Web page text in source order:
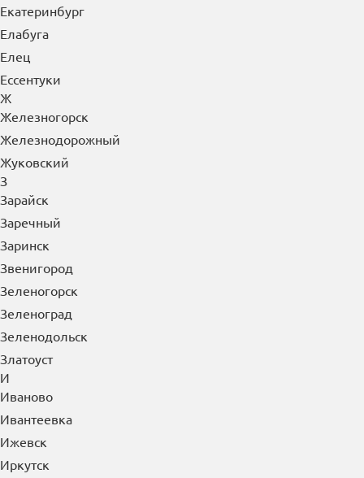
Екатеринбург
Елабуга
Елец
Ессентуки
Ж
Железногорск
Железнодорожный
Жуковский
З
Зарайск
Заречный
Заринск
Звенигород
Зеленогорск
Зеленоград
Зеленодольск
Златоуст
И
Иваново
Ивантеевка
Ижевск
Иркутск